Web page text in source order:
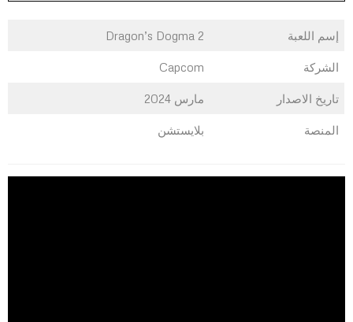
إسم اللعبة Dragon’s Dogma 2
الشركة Capcom
تاريخ الاصدار مارس 2024
المنصة بلايستشن